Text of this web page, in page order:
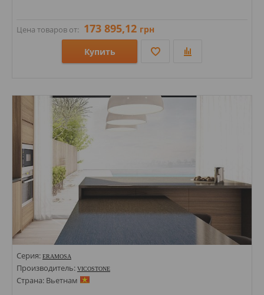
Цена товаров от: 173 895,12 грн
Купить
Стили: Моноколор;
Серия: ERAMOSA
Производитель: VICOSTONE
Страна: Вьетнам